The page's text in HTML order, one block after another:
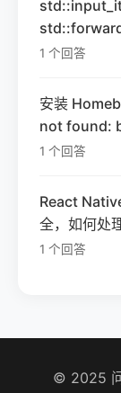
1 个回答
安装
not found:
1 个回答
React
全，如何处
1 个回答
© 2025